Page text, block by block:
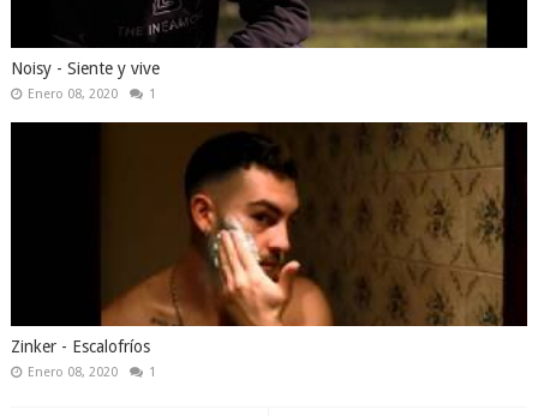
Noisy - Siente y vive
Enero 08, 2020 1
Zinker - Escalofríos
Enero 08, 2020 1